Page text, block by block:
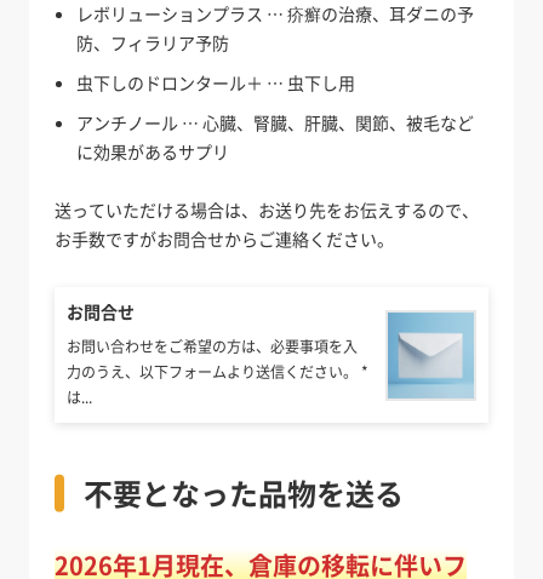
レボリューションプラス … 疥癬の治療、耳ダニの予
防、フィラリア予防
虫下しのドロンタール＋ … 虫下し用
アンチノール … 心臓、腎臓、肝臓、関節、被毛など
に効果があるサプリ
送っていただける場合は、お送り先をお伝えするので、
お手数ですがお問合せからご連絡ください。
お問合せ
お問い合わせをご希望の方は、必要事項を入
力のうえ、以下フォームより送信ください。 *
は...
不要となった品物を送る
2026年1月現在、倉庫の移転に伴いフ